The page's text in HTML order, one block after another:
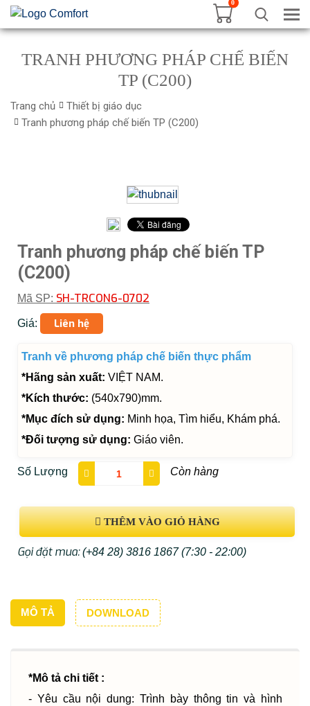
0
TRANH PHƯƠNG PHÁP CHẾ BIẾN
TP (C200)
Trang chủ
Thiết bị giáo dục
Tranh phương pháp chế biến TP (C200)
Tranh phương pháp chế biến TP
(C200)
Mã SP: SH-TRCON6-0702
Giá: Liên hệ
Tranh về phương pháp chế biến thực phẩm
*Hãng sản xuất: VIỆT NAM.
*Kích thước: (540x790)mm.
*Mục đích sử dụng: Minh họa, Tìm hiểu, Khám phá.
*Đối tượng sử dụng: Giáo viên.
Số Lượng Còn hàng
THÊM VÀO GIỎ HÀNG
Gọi đặt mua:(+84 28) 3816 1867 (7:30 - 22:00)
MÔ TẢ DOWNLOAD
*Mô tả chi tiết :
- Yêu cầu nội dung: Trình bày thông tin và hình